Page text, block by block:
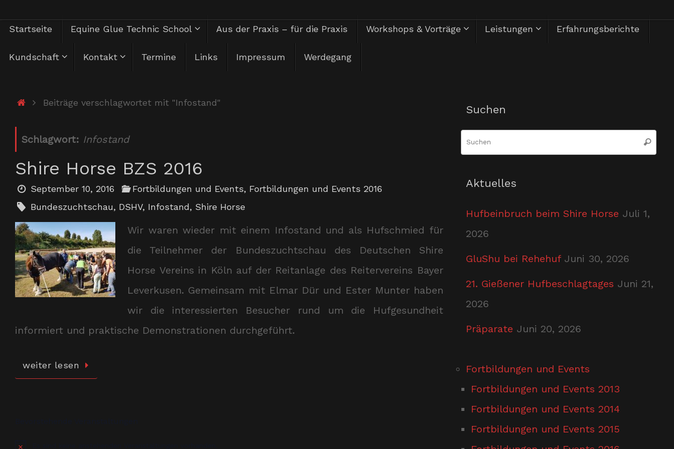
Zum
Herzlich Willkommen
Zum
InhaltStartseite Equine Glue Technic School Aus der Praxis – für die Praxis Workshops & Vorträge Leistungen Erfahrungsberichte
Kundschaft Kontakt Termine Links Impressum Werdegang
StartBeiträge verschlagwortet mit "Infostand"
Schlagwort: Infostand
Shire Horse BZS 2016
September 10, 2016 Fortbildungen und Events, Fortbildungen und Events 2016
Bundeszuchtschau, DSHV, Infostand, Shire Horse
Wir waren wieder mit einem Infostand und als Hufschmied für
die Teilnehmer der Bundeszuchtschau des Deutschen Shire
Horse Vereins in Köln auf der Reitanlage des Reitervereins Bayer
Leverkusen. Gemeinsam mit Elmar Dür und Ester Munter haben
wir die interessierten Besucher rund um die Hufgesundheit
informiert und praktische Demonstrationen durchgeführt.
weiter lesen
Suchen
Suchen
Aktuelles
Hufbeinbruch beim Shire Horse Juli 1,
2026
GluShu bei Rehehuf Juni 30, 2026
21. Gießener Hufbeschlagtages Juni 21,
2026
Präparate Juni 20, 2026
Fortbildungen und Events
Fortbildungen und Events 2013
Fortbildungen und Events 2014
Fortbildungen und Events 2015